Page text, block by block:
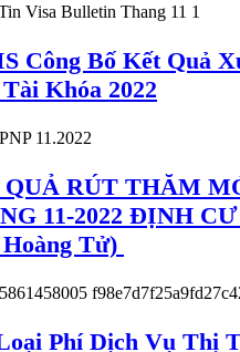
Công Bố Kết Quả
Khóa 2022
RÚT THĂM
11-2022 ĐỊNH
Tử)
Phí Dịch Vụ Thị